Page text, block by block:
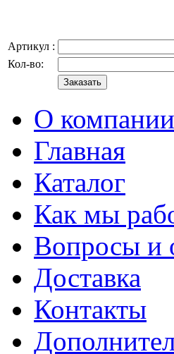
Артикул :
Кол-во:
О компании
Главная
Каталог
Как мы
Вопросы и
Доставка
Контакты